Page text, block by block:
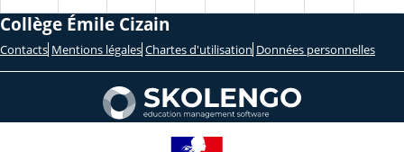
Collège Émile Cizain
Contacts Mentions légales Chartes d'utilisation Données personnelles